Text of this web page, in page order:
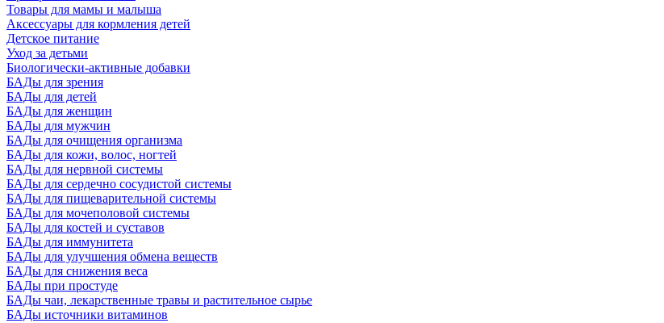
Товары для мамы и малыша
Аксессуары для кормления детей
Детское питание
Уход за детьми
Биологически-активные добавки
БАДы для зрения
БАДы для детей
БАДы для женщин
БАДы для мужчин
БАДы для очищения организма
БАДы для кожи, волос, ногтей
БАДы для нервной системы
БАДы для сердечно сосудистой системы
БАДы для пищеварительной системы
БАДы для мочеполовой системы
БАДы для костей и суставов
БАДы для иммунитета
БАДы для улучшения обмена веществ
БАДы для снижения веса
БАДы при простуде
БАДы чаи, лекарственные травы и растительное сырье
БАДы источники витаминов